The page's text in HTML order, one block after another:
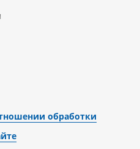
обработки